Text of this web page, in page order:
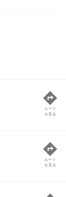
ルート
を見る
ルート
を見る